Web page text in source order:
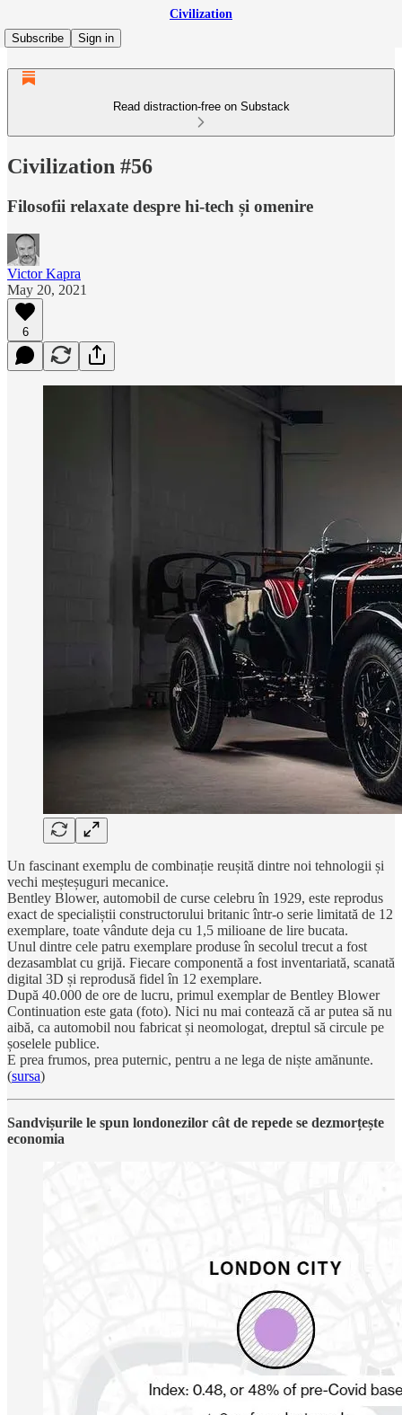
Civilization
Subscribe
Sign in
Read distraction-free on Substack
Civilization #56
Filosofii relaxate despre hi-tech și omenire
Victor Kapra
May 20, 2021
6
Un fascinant exemplu de combinație reușită dintre noi tehnologii și
vechi meșteșuguri mecanice.
Bentley Blower, automobil de curse celebru în 1929, este reprodus
exact de specialiștii constructorului britanic într-o serie limitată de 12
exemplare, toate vândute deja cu 1,5 milioane de lire bucata.
Unul dintre cele patru exemplare produse în secolul trecut a fost
dezasamblat cu grijă. Fiecare componentă a fost inventariată, scanată
digital 3D și reprodusă fidel în 12 exemplare.
După 40.000 de ore de lucru, primul exemplar de Bentley Blower
Continuation este gata (foto). Nici nu mai contează că ar putea să nu
aibă, ca automobil nou fabricat și neomologat, dreptul să circule pe
șoselele publice.
E prea frumos, prea puternic, pentru a ne lega de niște amănunte.
(sursa)
Sandvișurile le spun londonezilor cât de repede se dezmorțește
economia